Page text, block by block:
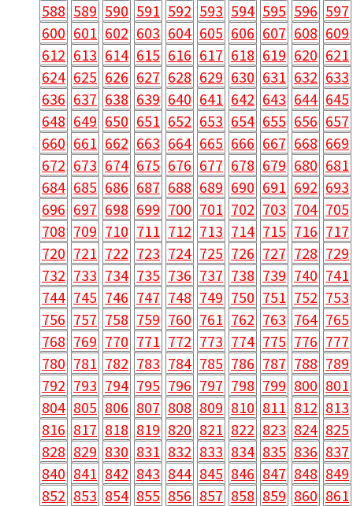
588 589 590 591 592 593 594 595 596 597
600 601 602 603 604 605 606 607 608 609
612 613 614 615 616 617 618 619 620 621
624 625 626 627 628 629 630 631 632 633
636 637 638 639 640 641 642 643 644 645
648 649 650 651 652 653 654 655 656 657
660 661 662 663 664 665 666 667 668 669
672 673 674 675 676 677 678 679 680 681
684 685 686 687 688 689 690 691 692 693
696 697 698 699 700 701 702 703 704 705
708 709 710 711 712 713 714 715 716 717
720 721 722 723 724 725 726 727 728 729
732 733 734 735 736 737 738 739 740 741
744 745 746 747 748 749 750 751 752 753
756 757 758 759 760 761 762 763 764 765
768 769 770 771 772 773 774 775 776 777
780 781 782 783 784 785 786 787 788 789
792 793 794 795 796 797 798 799 800 801
804 805 806 807 808 809 810 811 812 813
816 817 818 819 820 821 822 823 824 825
828 829 830 831 832 833 834 835 836 837
840 841 842 843 844 845 846 847 848 849
852 853 854 855 856 857 858 859 860 861